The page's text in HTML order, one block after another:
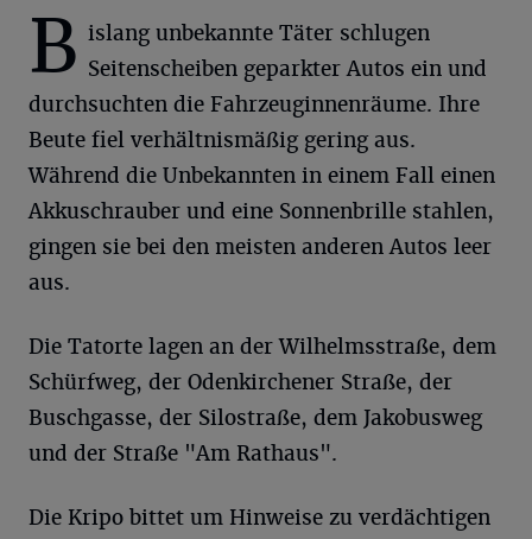
B islang unbekannte Täter schlugen
Seitenscheiben geparkter Autos ein und
durchsuchten die Fahrzeuginnenräume. Ihre
Beute fiel verhältnismäßig gering aus.
Während die Unbekannten in einem Fall einen
Akkuschrauber und eine Sonnenbrille stahlen,
gingen sie bei den meisten anderen Autos leer
aus.
Die Tatorte lagen an der Wilhelmsstraße, dem
Schürfweg, der Odenkirchener Straße, der
Buschgasse, der Silostraße, dem Jakobusweg
und der Straße "Am Rathaus".
Die Kripo bittet um Hinweise zu verdächtigen